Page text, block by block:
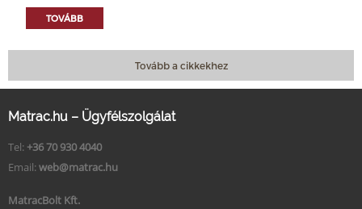
TOVÁBB
Tovább a cikkekhez
Matrac.hu – Ügyfélszolgálat
Tel: +36 70 930 4040
Email: web@matrac.hu
MatracBolt Kft.